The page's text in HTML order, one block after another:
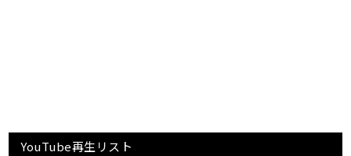
YouTube再生リスト